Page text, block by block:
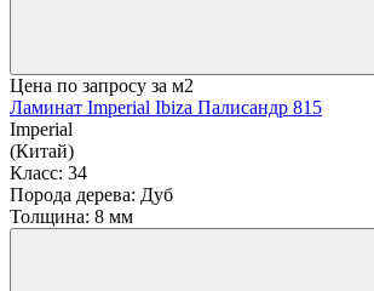
Цена по запросу за м2
Ламинат Imperial Ibiza Палисандр 815
Imperial
(Китай)
Класс: 34
Порода дерева: Дуб
Толщина: 8 мм